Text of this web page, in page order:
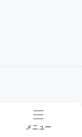
メニュー